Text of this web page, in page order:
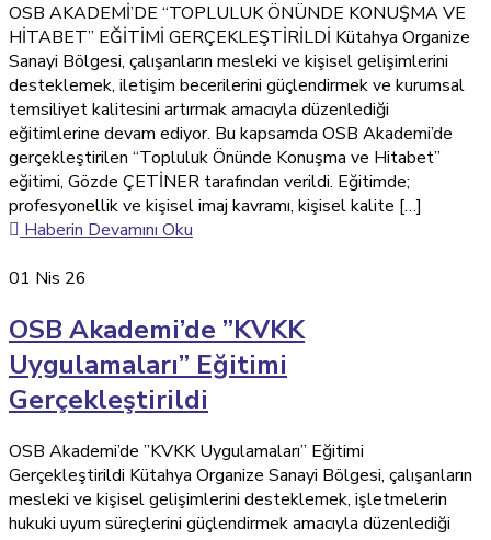
OSB AKADEMİ’DE “TOPLULUK ÖNÜNDE KONUŞMA VE
HİTABET” EĞİTİMİ GERÇEKLEŞTİRİLDİ Kütahya Organize
Sanayi Bölgesi, çalışanların mesleki ve kişisel gelişimlerini
desteklemek, iletişim becerilerini güçlendirmek ve kurumsal
temsiliyet kalitesini artırmak amacıyla düzenlediği
eğitimlerine devam ediyor. Bu kapsamda OSB Akademi’de
gerçekleştirilen “Topluluk Önünde Konuşma ve Hitabet”
eğitimi, Gözde ÇETİNER tarafından verildi. Eğitimde;
profesyonellik ve kişisel imaj kavramı, kişisel kalite […]
Haberin Devamını Oku
01 Nis 26
OSB Akademi’de ”KVKK
Uygulamaları” Eğitimi
Gerçekleştirildi
OSB Akademi’de ”KVKK Uygulamaları” Eğitimi
Gerçekleştirildi Kütahya Organize Sanayi Bölgesi, çalışanların
mesleki ve kişisel gelişimlerini desteklemek, işletmelerin
hukuki uyum süreçlerini güçlendirmek amacıyla düzenlediği